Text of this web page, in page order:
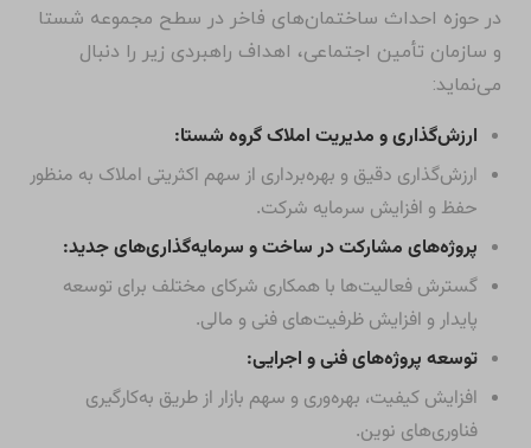
در حوزه احداث ساختمان‌های فاخر در سطح مجموعه شستا
و سازمان تأمین اجتماعی، اهداف راهبردی زیر را دنبال
می‌نماید:
ارزش‌گذاری و مدیریت املاک گروه شستا:
ارزش‌گذاری دقیق و بهره‌برداری از سهم اکثریتی املاک به منظور
حفظ و افزایش سرمایه شرکت.
پروژه‌های مشارکت در ساخت و سرمایه‌گذاری‌های جدید:
گسترش فعالیت‌ها با همکاری شرکای مختلف برای توسعه
پایدار و افزایش ظرفیت‌های فنی و مالی.
توسعه پروژه‌های فنی و اجرایی:
افزایش کیفیت، بهره‌وری و سهم بازار از طریق به‌کارگیری
فناوری‌های نوین.